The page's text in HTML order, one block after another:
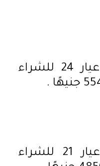
تداول سعر الذهب عيار 24 للشراء
وبلغ سعر الذهب عيار 21 للشراء